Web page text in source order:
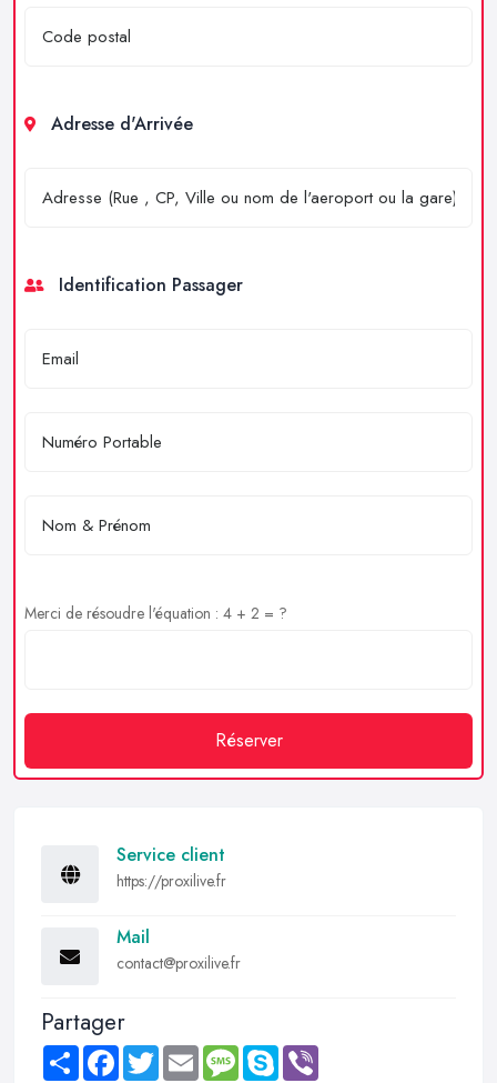
Adresse d'Arrivée
Identification Passager
Merci de résoudre l'équation : 4 + 2 = ?
Réserver
Service client
https://proxilive.fr
Mail
contact@proxilive.fr
Partager
Share FacebookTwitter Email MessageSkype